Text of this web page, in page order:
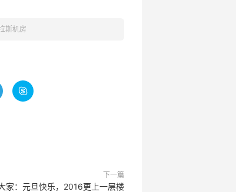
斯机房

下一篇
家：元旦快乐，2016更上一层楼